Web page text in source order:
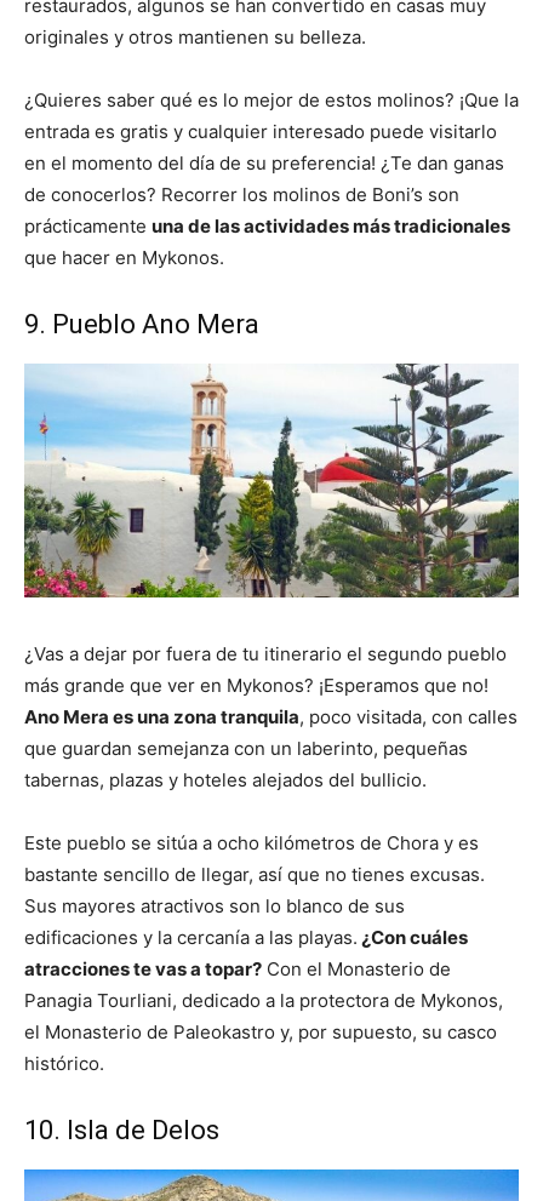
restaurados, algunos se han convertido en casas muy
originales y otros mantienen su belleza.
¿Quieres saber qué es lo mejor de estos molinos? ¡Que la
entrada es gratis y cualquier interesado puede visitarlo
en el momento del día de su preferencia! ¿Te dan ganas
de conocerlos? Recorrer los molinos de Boni’s son
prácticamente una de las actividades más tradicionales
que hacer en Mykonos.
9. Pueblo Ano Mera
¿Vas a dejar por fuera de tu itinerario el segundo pueblo
más grande que ver en Mykonos? ¡Esperamos que no!
Ano Mera es una zona tranquila, poco visitada, con calles
que guardan semejanza con un laberinto, pequeñas
tabernas, plazas y hoteles alejados del bullicio.
Este pueblo se sitúa a ocho kilómetros de Chora y es
bastante sencillo de llegar, así que no tienes excusas.
Sus mayores atractivos son lo blanco de sus
edificaciones y la cercanía a las playas. ¿Con cuáles
atracciones te vas a topar? Con el Monasterio de
Panagia Tourliani, dedicado a la protectora de Mykonos,
el Monasterio de Paleokastro y, por supuesto, su casco
histórico.
10. Isla de Delos